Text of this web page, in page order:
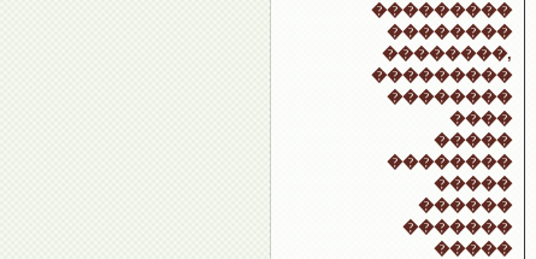
���������
��������
��������,
���������
��������
����
�����
��������
�����
������
�������
�����